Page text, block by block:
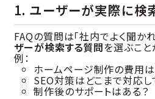
1. ユーザーが実際に検
FAQの質問は「社内でよく聞か
ザーが検索する質問を選ぶこと
例：
ホームページ制作の費用は
SEO対策はどこまで対応し
制作後のサポートはある？